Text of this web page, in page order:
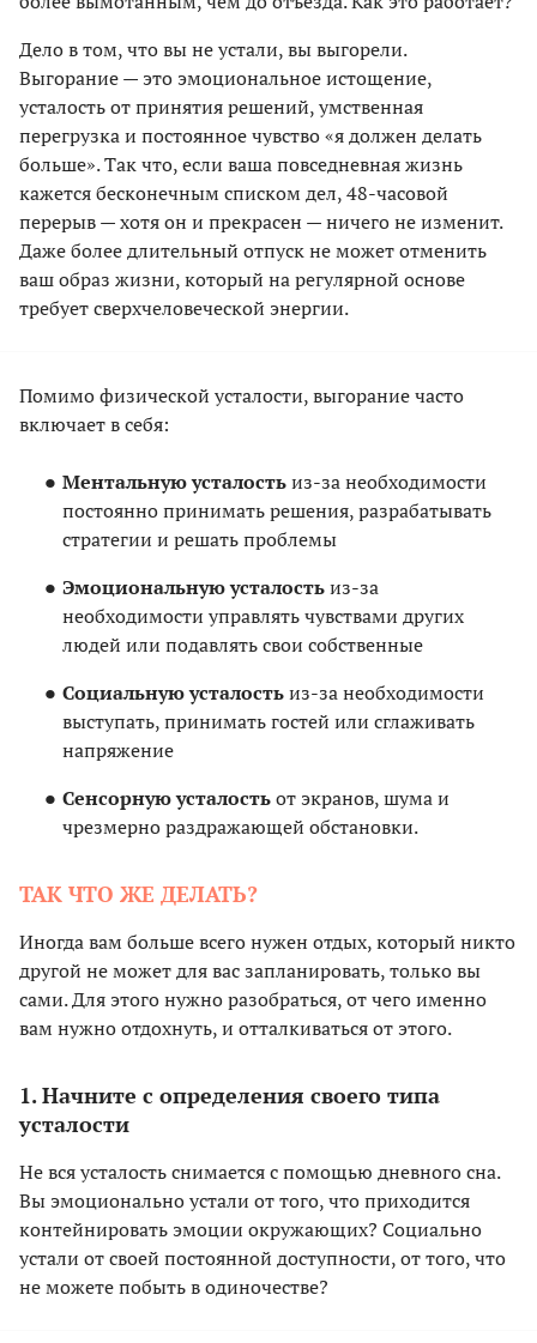
Дело в том, что вы не устали, вы выгорели.
Выгорание — это эмоциональное истощение,
усталость от принятия решений, умственная
перегрузка и постоянное чувство «я должен делать
больше». Так что, если ваша повседневная жизнь
кажется бесконечным списком дел, 48-часовой
перерыв — хотя он и прекрасен — ничего не изменит.
Даже более длительный отпуск не может отменить
ваш образ жизни, который на регулярной основе
требует сверхчеловеческой энергии.
Помимо физической усталости, выгорание часто
включает в себя:
Ментальную усталостьиз-за необходимости
постоянно принимать решения, разрабатывать
стратегии и решать проблемы
Эмоциональную усталостьиз-за
необходимости управлять чувствами других
людей или подавлять свои собственные
Социальную усталостьиз-за необходимости
выступать, принимать гостей или сглаживать
напряжение
Сенсорную усталостьот экранов, шума и
чрезмерно раздражающей обстановки.
ТАК ЧТО ЖЕ ДЕЛАТЬ?
Иногда вам больше всего нужен отдых, который никто
другой не может для вас запланировать, только вы
сами. Для этого нужно разобраться, от чего именно
вам нужно отдохнуть, и отталкиваться от этого.
1.Начните с определения своего типа
усталости
Не вся усталость снимается с помощью дневного сна.
Вы эмоционально устали от того, что приходится
контейнировать эмоции окружающих? Социально
устали от своей постоянной доступности, от того, что
не можете побыть в одиночестве?